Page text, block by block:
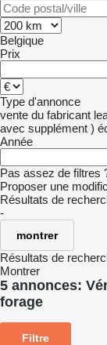
Belgique
Prix
Type d'annonce
vente du fabricant
avec supplément )
Année
Pas assez de filtres
Proposer une
Résultats de
-
montrer
Résultats de
Montrer
5 annonces:
forage
Filtre